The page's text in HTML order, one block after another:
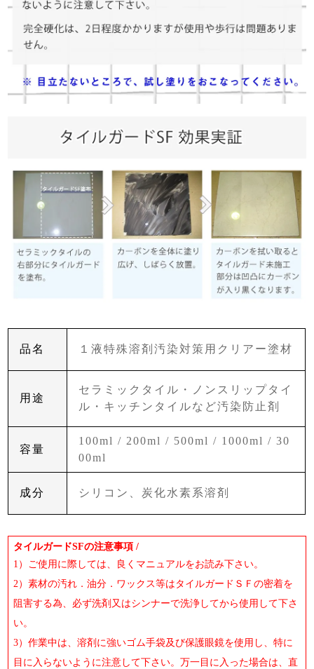
品名 １液特殊溶剤汚染対策用クリアー塗材
用途
セラミックタイル・ノンスリップタイ
ル・キッチンタイルなど汚染防止剤
容量
100ml / 200ml / 500ml / 1000ml / 30
00ml
成分 シリコン、炭化水素系溶剤
タイルガードSFの注意事項 /
1）ご使用に際しては、良くマニュアルをお読み下さい。
2）素材の汚れ．油分．ワックス等はタイルガードＳＦの密着を
阻害する為、必ず洗剤又はシンナーで洗浄してから使用して下さ
い。
3）作業中は、溶剤に強いゴム手袋及び保護眼鏡を使用し、特に
目に入らないように注意して下さい。万一目に入った場合は、直